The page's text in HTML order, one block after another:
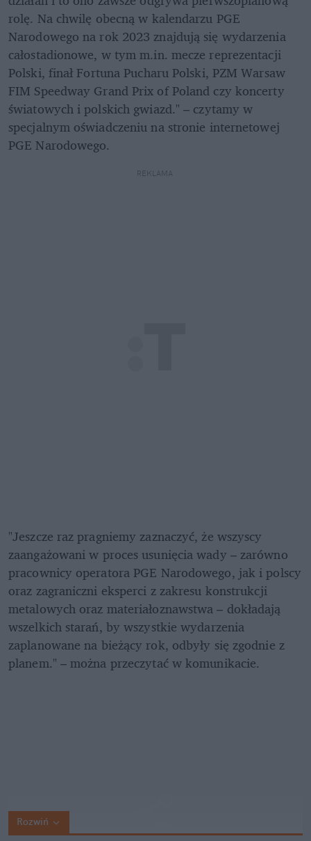
rolę. Na chwilę obecną w kalendarzu PGE
Narodowego na rok 2023 znajdują się wydarzenia
całostadionowe, w tym m.in. mecze reprezentacji
Polski, finał Fortuna Pucharu Polski, PZM Warsaw
FIM Speedway Grand Prix of Poland czy koncerty
światowych i polskich gwiazd." – czytamy w
specjalnym oświadczeniu na stronie internetowej
PGE Narodowego.
REKLAMA
"Jeszcze raz pragniemy zaznaczyć, że wszyscy
zaangażowani w proces usunięcia wady – zarówno
pracownicy operatora PGE Narodowego, jak i polscy
oraz zagraniczni eksperci z zakresu konstrukcji
metalowych oraz materiałoznawstwa – dokładają
wszelkich starań, by wszystkie wydarzenia
zaplanowane na bieżący rok, odbyły się zgodnie z
planem." – można przeczytać w komunikacie.
Rozwiń